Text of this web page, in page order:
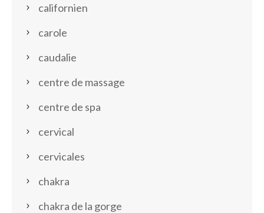
californien
carole
caudalie
centre de massage
centre de spa
cervical
cervicales
chakra
chakra de la gorge